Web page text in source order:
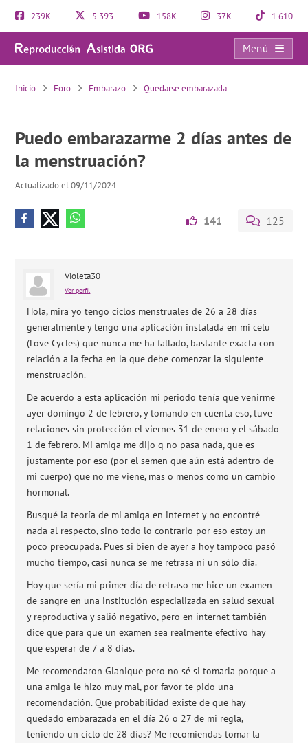
239K 5.393 158K 37K 1.610
Menú
Puedo embarazarme 2 días antes de la menstruación?
Inicio Foro Embarazo Quedarse embarazada
Puedo embarazarme 2 días antes de
la menstruación?
Actualizado el 09/11/2024
141 125
Violeta30
Ver perfil
Hola, mira yo tengo ciclos menstruales de 26 a 28 días
generalmente y tengo una aplicación instalada en mi celu
(Love Cycles) que nunca me ha fallado, bastante exacta con
relación a la fecha en la que debe comenzar la siguiente
menstruación.
De acuerdo a esta aplicación mi periodo tenía que venirme
ayer domingo 2 de febrero, y tomando en cuenta eso, tuve
relaciones sin protección el viernes 31 de enero y el sábado
1 de febrero. Mi amiga me dijo q no pasa nada, que es
justamente por eso (por el semen que aún está adentro de
mi cuerpo) que no me viene, mas o menos como un cambio
hormonal.
Busqué la teoría de mi amiga en internet y no encontré
nada al respecto, sino todo lo contrario por eso estoy un
poco preocupada. Pues si bien de ayer a hoy tampoco pasó
mucho tiempo, casi nunca se me retrasa ni un sólo día.
Hoy que sería mi primer día de retraso me hice un examen
de sangre en una institución especializada en salud sexual
y reproductiva y salió negativo, pero en internet también
dice que para que un examen sea realmente efectivo hay
que esperar de 7 a 8 días.
Me recomendaron Glanique pero no sé si tomarla porque a
una amiga le hizo muy mal, por favor te pido una
recomendación. Que probabilidad existe de que hay
quedado embarazada en el día 26 o 27 de mi regla,
teniendo un ciclo de 28 días? Me recomiendas tomar la